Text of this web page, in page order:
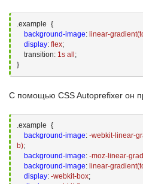
.example {
background-image: linear-gradient(
display: flex;
transition: 1s all ;
}
С помощью CSS Autoprefixer он
.example {
background-image: -webkit-linear-
b);
background-image: -moz-linear-
background-image: linear-gradient(
display: -webkit-box;